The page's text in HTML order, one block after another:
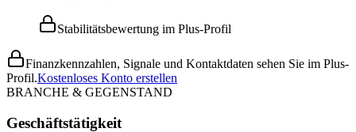
Stabilitätsbewertung im Plus-Profil
Finanzkennzahlen, Signale und Kontaktdaten sehen Sie im Plus-
Profil.Kostenloses Konto erstellen
BRANCHE & GEGENSTAND
Geschäftstätigkeit